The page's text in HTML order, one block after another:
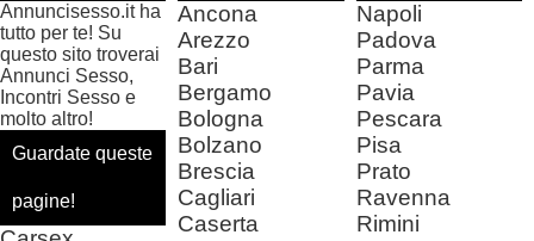
Annuncisesso.it ha
tutto per te! Su
questo sito troverai
Annunci Sesso,
Incontri Sesso e
molto altro!
Guardate queste
pagine!
Ancona
Arezzo
Bari
Bergamo
Bologna
Bolzano
Brescia
Cagliari
Caserta
Napoli
Padova
Parma
Pavia
Pescara
Pisa
Prato
Ravenna
Rimini